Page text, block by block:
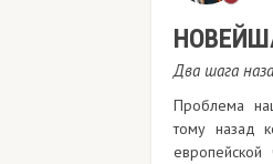
Два шага
Проблема
тому назад